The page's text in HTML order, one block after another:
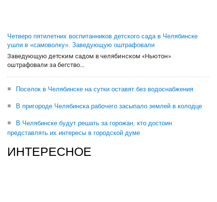
Четверо пятилетних воспитанников детского сада в Челябинске
ушли в «самоволку». Заведующую оштрафовали
Заведующую детским садом в челябинском «Ньютон»
оштрафовали за бегство...
Поселок в Челябинске на сутки оставят без водоснабжения
В пригороде Челябинска рабочего засыпало землей в колодце
В Челябинске будут решать за горожан, кто достоин
представлять их интересы в городской думе
ИНТЕРЕСНОЕ